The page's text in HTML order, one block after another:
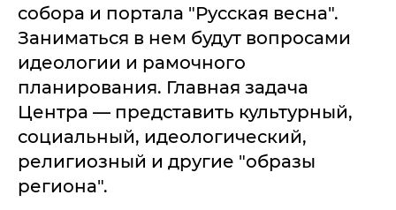
собора и портала "Русская весна".
Заниматься в нем будут вопросами
идеологии и рамочного
планирования. Главная задача
Центра — представить культурный,
социальный, идеологический,
религиозный и другие "образы
региона".